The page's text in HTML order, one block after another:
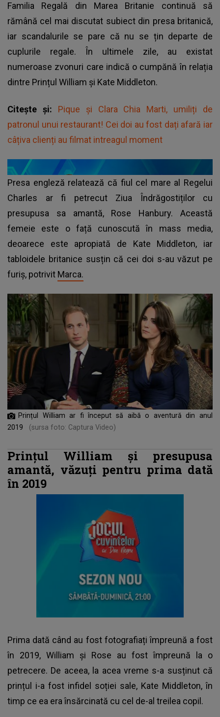
Familia Regală din Marea Britanie continuă să
rămână cel mai discutat subiect din presa britanică,
iar scandalurile se pare că nu se țin departe de
cuplurile regale. În ultimele zile, au existat
numeroase zvonuri care indică o cumpănă în relația
dintre Prințul William și Kate Middleton.
Citește și: Pique și Clara Chia Marti, umiliți de
patronul unui restaurant! Cei doi au fost dați afară iar
câțiva clienți au filmat intreagul moment
Presa engleză relatează că fiul cel mare al Regelui
Charles ar fi petrecut Ziua Îndrăgostiților cu
presupusa sa amantă, Rose Hanbury. Această
femeie este o față cunoscută în mass media,
deoarece este apropiată de Kate Middleton, iar
tabloidele britanice susțin că cei doi s-au văzut pe
furiș, potrivit Marca.
Prințul William ar fi început să aibă o aventură din anul
2019
(sursa foto: Captura Video)
Prințul William și presupusa
amantă, văzuți pentru prima dată
în 2019
Prima dată când au fost fotografiați împreună a fost
în 2019, William și Rose au fost împreună la o
petrecere. De aceea, la acea vreme s-a susținut că
prințul i-a fost infidel soției sale, Kate Middleton, în
timp ce ea era însărcinată cu cel de-al treilea copil.